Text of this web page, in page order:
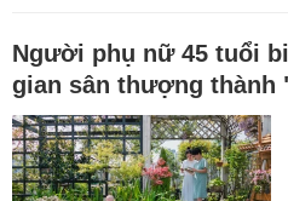
Người phụ nữ 45 tuổi
gian sân thượng thành